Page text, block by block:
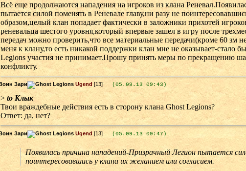
Всё еще продолжаются нападения на игроков из клана
пытается силой поменять в Реневале главу,ни разу не
образом,целый клан попадает фактически в заложники прихотей
реневальца шестого уровня,который впервые зашел в игру после
передач можно проверить,что все материальные передачи(кроме 60 зм
меня к клану,то есть никакой поддержки клан мне не оказывает-стало
Legions участия не принимает.Прошу принять меры по прекращению
конфликту.
Ugend [13] (05.09.13 09:43)
> to Клык
Твои враждебные действия есть в сторону клана Ghost Legions?
Ответ: да, нет?
Ugend [13] (05.09.13 09:47)
Появилась причина нападений-Призрачный Легион пытается
поинтересовавшись у клана их желанием или согласием.